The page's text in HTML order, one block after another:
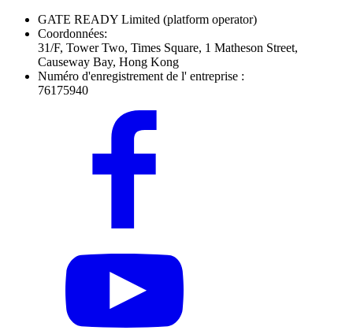
GATE READY Limited (platform operator)
Coordonnées:
31/F, Tower Two, Times Square, 1 Matheson Street,
Causeway Bay, Hong Kong
Numéro d'enregistrement de l' entreprise :
76175940